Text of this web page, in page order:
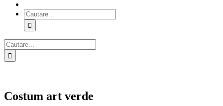
Cautare...
Cautare...
Costum art verde